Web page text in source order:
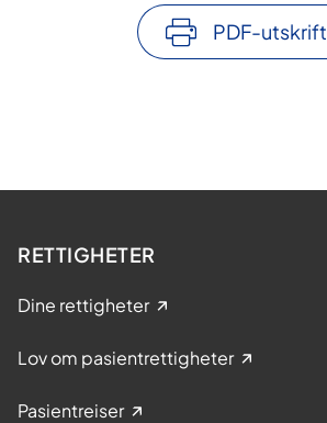
PDF-utskrift
RETTIGHETER
Dine rettigheter
Lov om pasientrettigheter
Pasientreiser